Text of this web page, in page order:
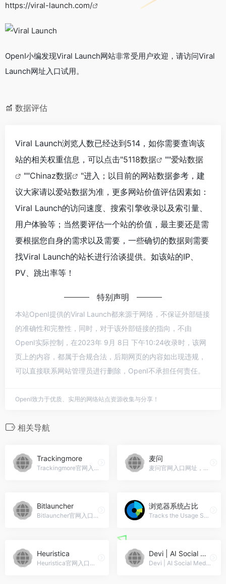
https://viral-launch.com/
OpenI小编发现Viral Launch网站非常受用户欢迎，请访问Viral
Launch网址入口试用。
数据评估
Viral Launch浏览人数已经达到514，如你需要查询该
站的相关权重信息，可以点击"5118数据 ""爱站数据
""Chinaz数据
"进入；以目前的网站数据参考，建
议大家请以爱站数据为准，更多网站价值评估因素如：
Viral Launch的访问速度、搜索引擎收录以及索引量、
用户体验等；当然要评估一个站的价值，最主要还是需
要根据您自身的需求以及需要，一些确切的数据则需要
找Viral Launch的站长进行洽谈提供。如该站的IP、
PV、跳出率等！
特别声明
本站OpenI提供的Viral Launch都来源于网络，不保证外部链接
的准确性和完整性，同时，对于该外部链接的指向，不由
OpenI实际控制，在2023年 9月 8日 下午10:24收录时，该网
页上的内容，都属于合规合法，后期网页的内容如出现违规，
可以直接联系网站管理员进行删除，OpenI不承担任何责任。
OpenI致力于优质、实用的网络站点资源收集与分享！
相关导航
Trackingmore
Trackingmore官网入口网址，一个网站查询所有包裹
麦问
麦问官网入口网址，亚马逊卖家问答平台，卖家问...
Bitlauncher
Bitlauncher官网入口网址，Bitlauncher: Bitlauncher是一个Web3众筹平台，专为人工智能初创公司而设计，旨在通过代币化和DAO解决资金和组织挑战，重新定义创新。它民主化和去中心化人工智能的开发和所有权。
浏览器系统占比
Tracks the Usage Share of Search Engines, Browsers and Operating Systems including Mobile from over 10 billion monthly page views.
Heuristica
Heuristica官网入口网址，根据所选主题发现自定义内容。
Devi | AI Social Media Leads Monitoring and Outreach Tool
Devi | AI Social Media Leads Monitoring and Outreach Tool官网入口网址，Devi | AI Social Media Leads Monitoring and Outreach Tool: Devi是一款由人工智能驱动的社交媒体线索监测与推广工具，可让您在Facebook群组、LinkedIn、Twitter和Reddit上监测关键词。它还提供使用ChatGPT或Bard进行推广的功能。通过Devi，您可以节省社交媒体管理的时间，专注于发展您的业务。